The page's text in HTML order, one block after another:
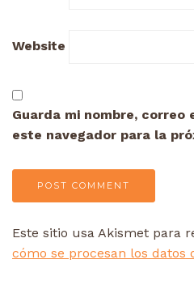
Website
Guarda mi nombre, correo
este navegador para la
Este sitio usa Akismet para
cómo se procesan los datos